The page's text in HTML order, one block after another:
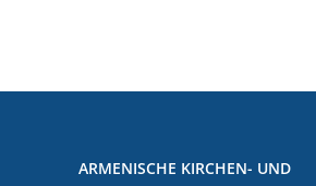
ARMENISCHE KIRCHEN- UND